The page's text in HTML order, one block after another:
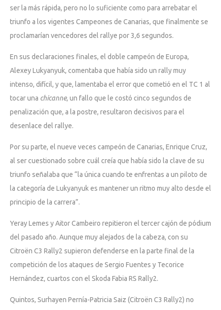
ser la más rápida, pero no lo suficiente como para arrebatar el
triunfo a los vigentes Campeones de Canarias, que finalmente se
proclamarían vencedores del rallye por 3,6 segundos.
En sus declaraciones finales, el doble campeón de Europa,
Alexey Lukyanyuk, comentaba que había sido un rally muy
intenso, difícil, y que, lamentaba el error que cometió en el TC 1 al
tocar una chicanne, un fallo que le costó cinco segundos de
penalización que, a la postre, resultaron decisivos para el
desenlace del rallye.
Por su parte, el nueve veces campeón de Canarias, Enrique Cruz,
al ser cuestionado sobre cuál creía que había sido la clave de su
triunfo señalaba que “la única cuando te enfrentas a un piloto de
la categoría de Lukyanyuk es mantener un ritmo muy alto desde el
principio de la carrera”.
Yeray Lemes y Aitor Cambeiro repitieron el tercer cajón de pódium
del pasado año. Aunque muy alejados de la cabeza, con su
Citroën C3 Rally2 supieron defenderse en la parte final de la
competición de los ataques de Sergio Fuentes y Tecorice
Hernández, cuartos con el Skoda Fabia RS Rally2.
Quintos, Surhayen Pernía-Patricia Saiz (Citroën C3 Rally2) no